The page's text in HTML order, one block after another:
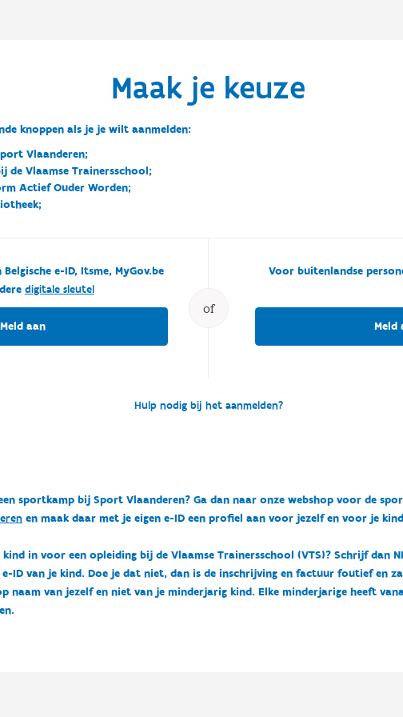
Maak je keuze
knoppen als je je wilt aanmelden:
Vlaanderen;
de Vlaamse Trainersschool;
Actief Ouder Worden;
of
e-ID, Itsme, MyGov.be
digitale sleutel
Meld aan
Voor buitenlandse
Meld
Hulp nodig bij het aanmelden?
sportkamp bij Sport Vlaanderen? Ga dan naar onze webshop voor de
en maak daar met je eigen e-ID een profiel aan voor jezelf en voor je
in voor een opleiding bij de Vlaamse Trainersschool (VTS)? Schrijf dan
ID van je kind. Doe je dat niet, dan is de inschrijving en factuur foutief en
naam van jezelf en niet van je minderjarig kind. Elke minderjarige heeft